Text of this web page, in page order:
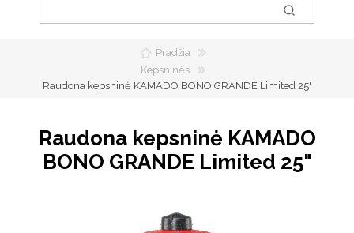
0
Pradžia
Kepsninės
Raudona kepsninė KAMADO BONO GRANDE Limited 25"
Raudona kepsninė KAMADO
BONO GRANDE Limited 25"